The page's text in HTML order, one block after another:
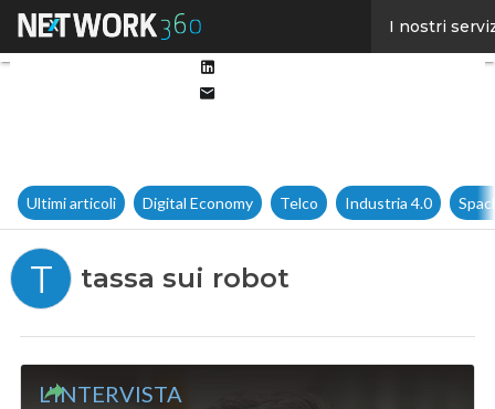
I nostri
Ultimi articoli Digital Economy Telco Industria 4.0
T tassa sui robot
L'INTERVISTA